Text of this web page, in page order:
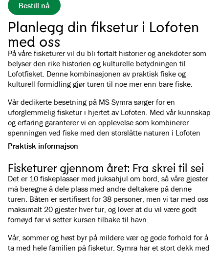
Bestill nå
Planlegg din fiksetur i Lofoten
med oss
På våre fisketurer vil du bli fortalt historier og anekdoter som
belyser den rike historien og kulturelle betydningen til
Lofotfisket. Denne kombinasjonen av praktisk fiske og
kulturell formidling gjør turen til noe mer enn bare fiske.
Vår dedikerte besetning på MS Symra sørger for en
uforglemmelig fisketur i hjertet av Lofoten. Med vår kunnskap
og erfaring garanterer vi en opplevelse som kombinerer
spenningen ved fiske med den storslåtte naturen i Lofoten
Praktisk informajson
Fisketurer gjennom året: Fra skrei til sei
Det er 10 fiskeplasser med juksahjul om bord, så våre gjester
må beregne å dele plass med andre deltakere på denne
turen. Båten er sertifisert for 38 personer, men vi tar med oss
maksimalt 20 gjester hver tur, og lover at du vil være godt
fornøyd før vi setter kursen tilbake til havn.
Vår, sommer og høst byr på mildere vær og gode forhold for å
ta med hele familien på fisketur. Symra har et stort dekk med